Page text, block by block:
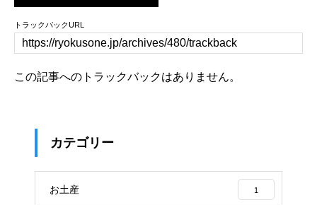
トラックバックURL
この記事へのトラックバックはありません。
カテゴリー
お土産 1